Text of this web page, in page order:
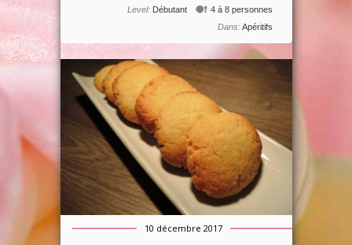
4 à 8 personnes
Level: Débutant
Dans: Apéritifs
10 décembre 2017